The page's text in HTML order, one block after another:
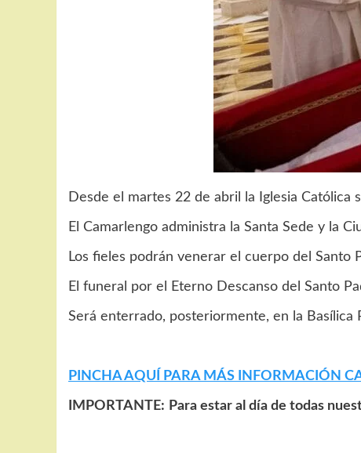
Desde el martes 22 de abril la Iglesia Católica
El Camarlengo administra la Santa Sede y la
Los fieles podrán venerar el cuerpo del
El funeral por el Eterno Descanso del Santo
Será enterrado, posteriormente, en la Basílica
PINCHA AQUÍ PARA MÁS INFORMACIÓN
IMPORTANTE: Para estar al día de todas